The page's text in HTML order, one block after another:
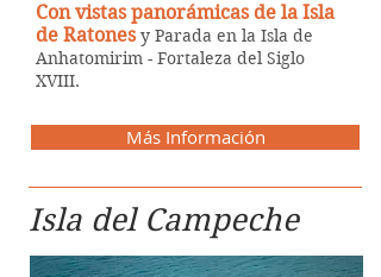
Con vistas panorámicas de la Isla
de Ratonesy Parada en la Isla de
Anhatomirim - Fortaleza del Siglo
XVIII.
Más Información
Isla del Campeche